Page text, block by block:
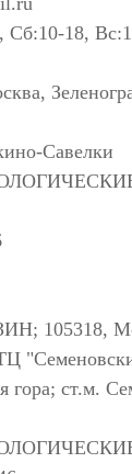
Сб:10-18,
Савелки
105318,
ст.м.